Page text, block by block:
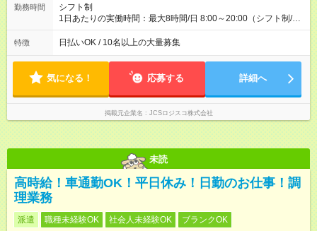
勤務時間
シフト制
1日あたりの実働時間：最大8時間/日 8:00～20:00（シフト制/実
働8時間） ※週5日勤務（場所次第では週4も有り） ※配達状況に
よって時間外での勤務可能性有り ※案件により多少の前後あり
特徴 日払いOK / 10名以上の大量募集
気になる！ 応募する 詳細へ
掲載元企業名 JCSロジスコ株式会社
未読
高時給！車通勤OK！平日休み！日勤のお仕事！調
理業務
派遣 職種未経験OK 社会人未経験OK
ブランクOK